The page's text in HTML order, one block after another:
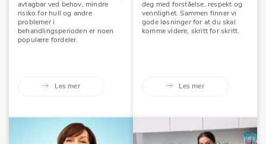
avtagbar ved behov, mindre
risiko for hull og andre
problemer i
behandlingsperioden er noen
populære fordeler.
Les mer
deg med forståelse, respekt og
vennlighet. Sammen finner vi
gode løsninger for at du skal
komme videre, skritt for skritt.
Les mer